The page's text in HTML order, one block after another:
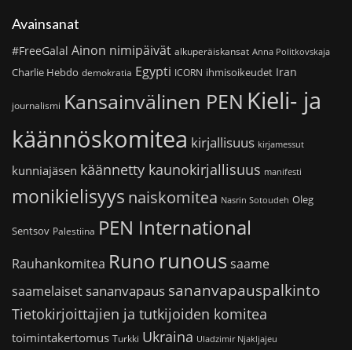
Avainsanat
#FreeGalal Ainon nimipäivät alkuperäiskansat Anna Politkovskaja
Charlie Hebdo demokratia Egypti ICORN ihmisoikeudet Iran
journalismi Kansainvälinen PEN Kieli- ja
käännöskomitea kirjallisuus kirjamessut
kunniajäsen käännetty kaunokirjallisuus manifesti
monikielisyys naiskomitea Nasrin Sotoudeh Oleg
Sentsov Palestiina PEN International
Rauhankomitea Runo runoussaame
saamelaiset sananvapaus sananvapauspalkinto
Tietokirjoittajien ja tutkijoiden komitea
toimintakertomus Turkki Ukraina Uladzimir Njakljajeu